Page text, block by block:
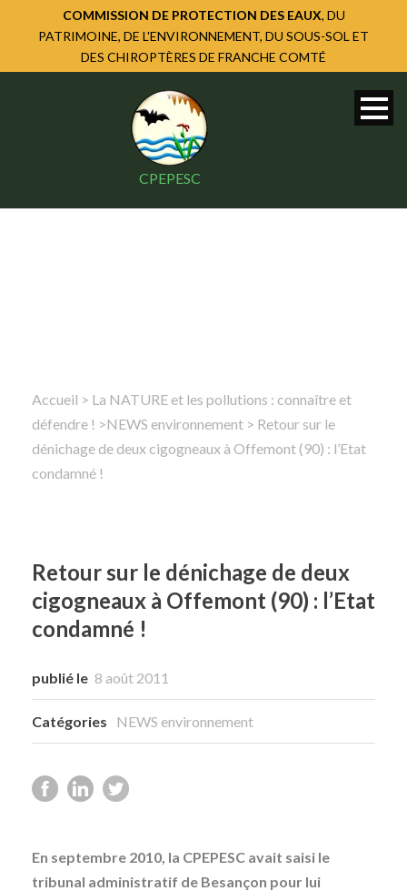
COMMISSION DE PROTECTION DES EAUX, DU
PATRIMOINE, DE L'ENVIRONNEMENT, DU SOUS-SOL ET
DES CHIROPTÈRES DE FRANCHE COMTÉ
CPEPESC
Rechercher
Accueil > La NATURE et les pollutions : connaître et
défendre ! >NEWS environnement > Retour sur le
dénichage de deux cigogneaux à Offemont (90) : l’Etat
condamné !
Retour sur le dénichage de deux
cigogneaux à Offemont (90) : l’Etat
condamné !
publié le 8 août 2011
Catégories NEWS environnement
En septembre 2010, la CPEPESC avait saisi le
tribunal administratif de Besançon pour lui